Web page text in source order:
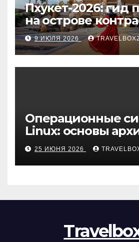
Пхукет-2026: гид
на острове
9 ИЮЛЯ 2026
Операционные
Linux: основы
компоненты и
применения
25 ИЮНЯ 2026